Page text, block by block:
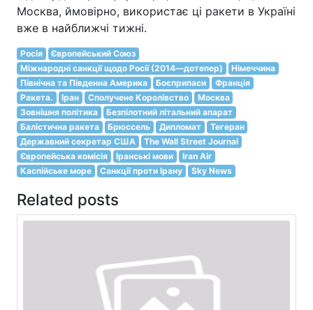
Москва, ймовірно, використає ці ракети в Україні
вже в найближчі тижні.
Росія
Європейський Союз
Міжнародні санкції щодо Росії (2014—дотепер)
Німеччина
Північна та Південна Америка
Боєприпаси
Франція
Ракета.
Іран Сполучене Королівство
Москва
Зовнішня політика
Безпілотний літальний апарат
Балістична ракета
Брюссель Дипломат
Тегеран
Державний секретар США
The Wall Street Journal
Європейська комісія
Іранські мови
Iran Air
Каспійське море
Санкції проти Ірану Sky News
Related posts